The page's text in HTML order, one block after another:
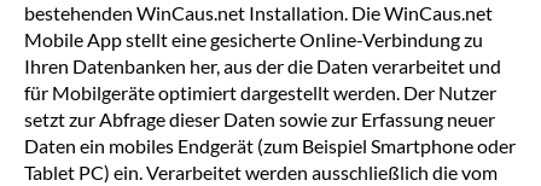
bestehenden WinCaus.net Installation. Die WinCaus.net
Mobile App stellt eine gesicherte Online-Verbindung zu
Ihren Datenbanken her, aus der die Daten verarbeitet und
für Mobilgeräte optimiert dargestellt werden. Der Nutzer
setzt zur Abfrage dieser Daten sowie zur Erfassung neuer
Daten ein mobiles Endgerät (zum Beispiel Smartphone oder
Tablet PC) ein. Verarbeitet werden ausschließlich die vom